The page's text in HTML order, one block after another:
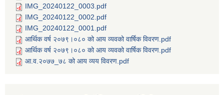
IMG_20240122_0003.pdf
IMG_20240122_0002.pdf
IMG_20240122_0001.pdf
आर्थिक वर्ष २०७९।०८० को आय व्यवको वार्षिक विवरण.pdf
आर्थिक वर्ष २०७९।०८० को आय व्यवको वार्षिक विवरण.pdf
आ.व.२०७७_७८ को आय व्यय विवरण.pdf